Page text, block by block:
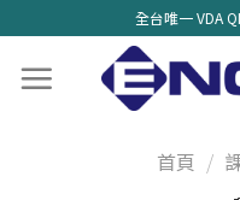
全台唯一 VDA
首頁 /